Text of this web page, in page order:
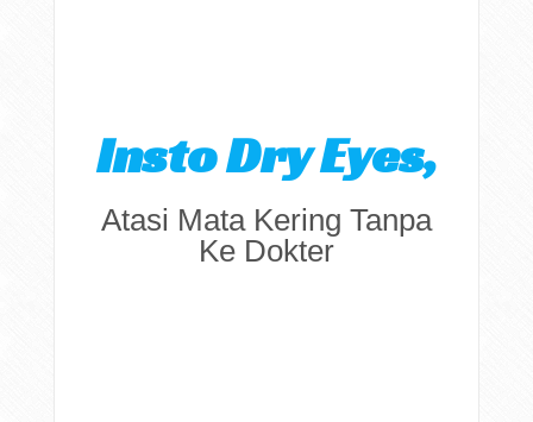
Insto Dry Eyes,
Atasi Mata Kering Tanpa
Ke Dokter